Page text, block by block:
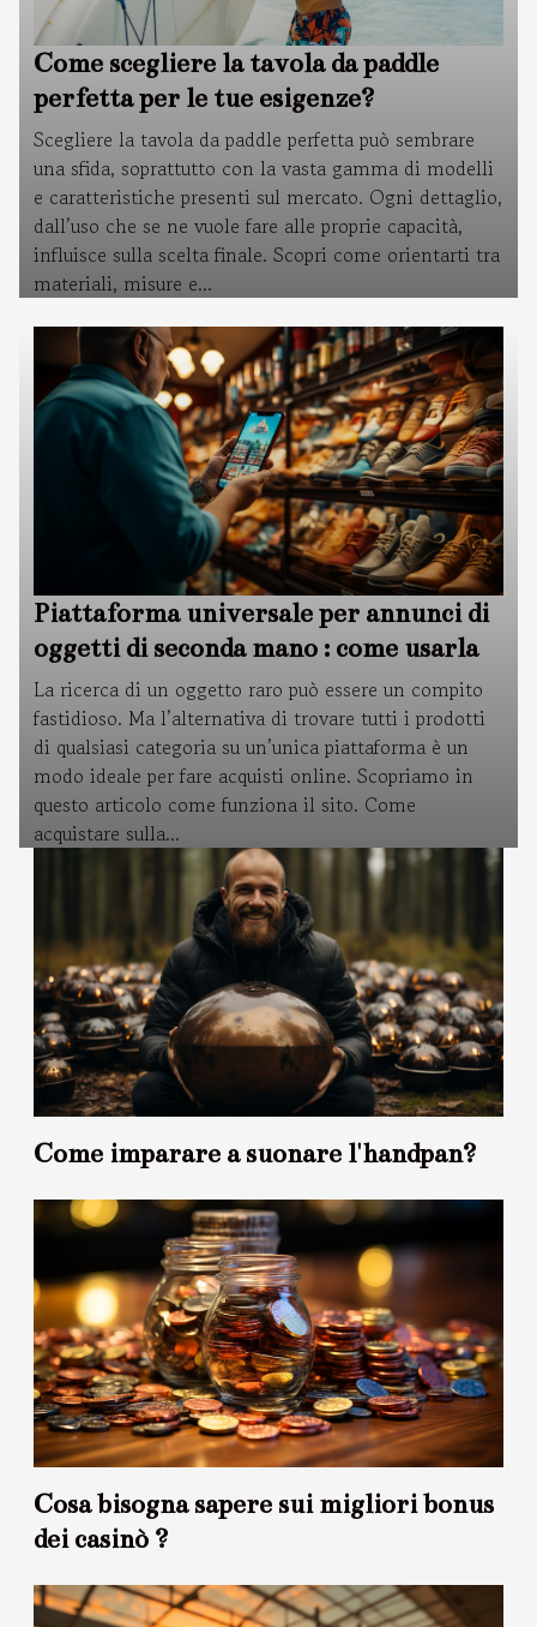
Come scegliere la tavola da paddle
perfetta per le tue esigenze?
Scegliere la tavola da paddle perfetta può sembrare
una sfida, soprattutto con la vasta gamma di modelli
e caratteristiche presenti sul mercato. Ogni dettaglio,
dall’uso che se ne vuole fare alle proprie capacità,
influisce sulla scelta finale. Scopri come orientarti tra
materiali, misure e...
Piattaforma universale per annunci di
oggetti di seconda mano : come usarla
La ricerca di un oggetto raro può essere un compito
fastidioso. Ma l’alternativa di trovare tutti i prodotti
di qualsiasi categoria su un’unica piattaforma è un
modo ideale per fare acquisti online. Scopriamo in
questo articolo come funziona il sito. Come
acquistare sulla...
Come imparare a suonare l'handpan?
Cosa bisogna sapere sui migliori bonus
dei casinò ?